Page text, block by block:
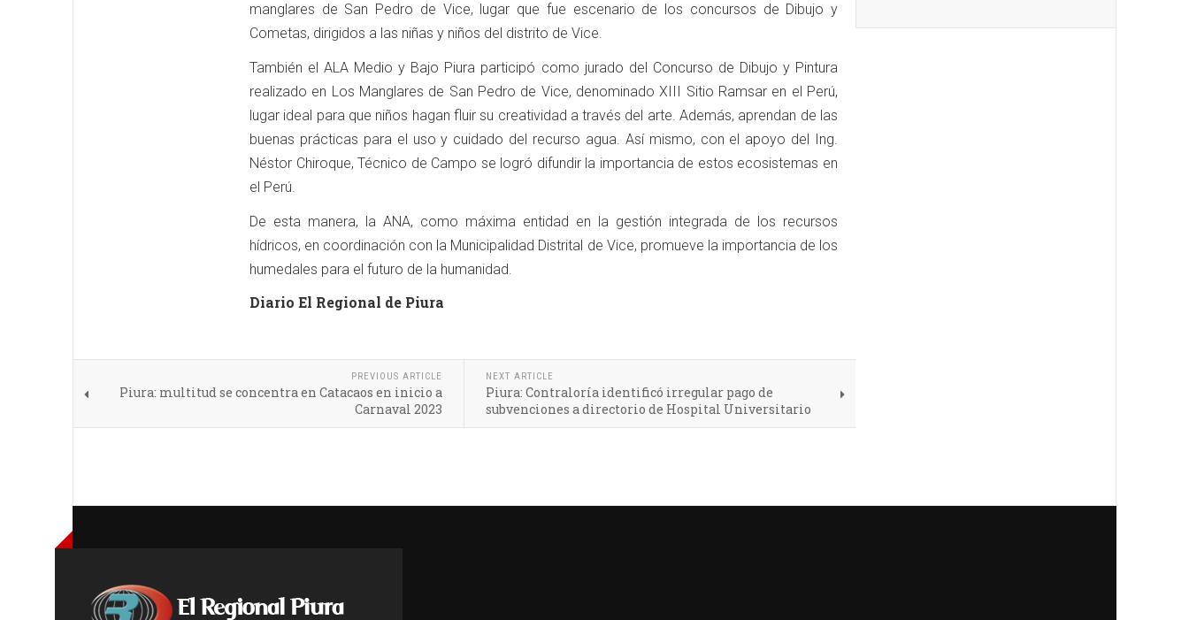
manglares de San Pedro de Vice, lugar que fue escenario de los concursos de Dibujo y
Cometas, dirigidos a las niñas y niños del distrito de Vice.
También el ALA Medio y Bajo Piura participó como jurado del Concurso de Dibujo y Pintura
realizado en Los Manglares de San Pedro de Vice, denominado XIII Sitio Ramsar en el Perú,
lugar ideal para que niños hagan fluir su creatividad a través del arte. Además, aprendan de las
buenas prácticas para el uso y cuidado del recurso agua. Así mismo, con el apoyo del Ing.
Néstor Chiroque, Técnico de Campo se logró difundir la importancia de estos ecosistemas en
el Perú.
De esta manera, la ANA, como máxima entidad en la gestión integrada de los recursos
hídricos, en coordinación con la Municipalidad Distrital de Vice, promueve la importancia de los
humedales para el futuro de la humanidad.
Diario El Regional de Piura
PREVIOUS ARTICLE
Piura: multitud se concentra en Catacaos en inicio a
Carnaval 2023
NEXT ARTICLE
Piura: Contraloría identificó irregular pago de
subvenciones a directorio de Hospital Universitario